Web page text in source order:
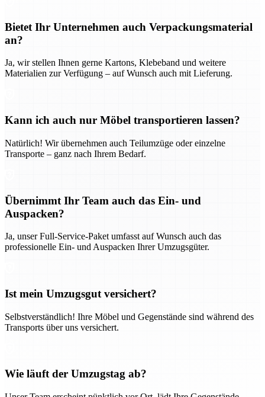
Bietet Ihr Unternehmen auch Verpackungsmaterial
an?
Ja, wir stellen Ihnen gerne Kartons, Klebeband und weitere
Materialien zur Verfügung – auf Wunsch auch mit Lieferung.
Kann ich auch nur Möbel transportieren lassen?
Natürlich! Wir übernehmen auch Teilumzüge oder einzelne
Transporte – ganz nach Ihrem Bedarf.
Übernimmt Ihr Team auch das Ein- und
Auspacken?
Ja, unser Full-Service-Paket umfasst auf Wunsch auch das
professionelle Ein- und Auspacken Ihrer Umzugsgüter.
Ist mein Umzugsgut versichert?
Selbstverständlich! Ihre Möbel und Gegenstände sind während des
Transports über uns versichert.
Wie läuft der Umzugstag ab?